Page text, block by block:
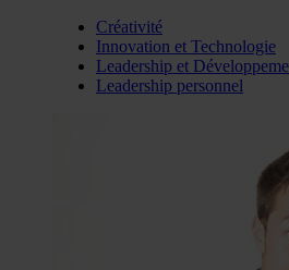
Créativité
Innovation et Technologie
Leadership et
Leadership personnel